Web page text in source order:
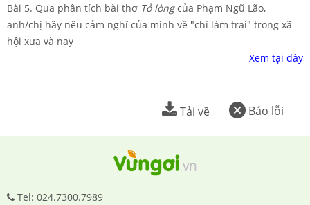
Bài 5. Qua phân tích bài thơ Tỏ lòngcủa Phạm Ngũ Lão,
anh/chị hãy nêu cảm nghĩ của mình về "chí làm trai" trong xã
hội xưa và nay
Xem tại đây
Báo lỗi
Tải về
Tel: 024.7300.7989